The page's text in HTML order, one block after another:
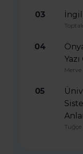
03
04
05
Tuğçe